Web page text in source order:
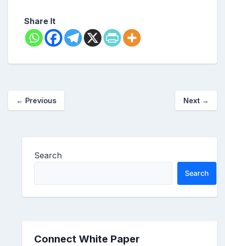
Share It
← Previous Next →
Search
Search
Connect White Paper